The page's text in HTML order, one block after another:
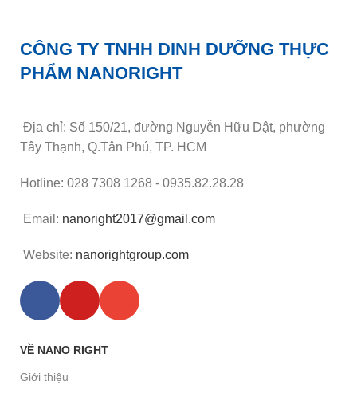
CÔNG TY TNHH DINH DƯỠNG THỰC
PHẨM NANORIGHT
Địa chỉ: Số 150/21, đường Nguyễn Hữu Dật, phường
Tây Thạnh, Q.Tân Phú, TP. HCM
Hotline: 028 7308 1268 - 0935.82.28.28
Email: nanoright2017@gmail.com
Website: nanorightgroup.com
VỀ NANO RIGHT
Giới thiệu